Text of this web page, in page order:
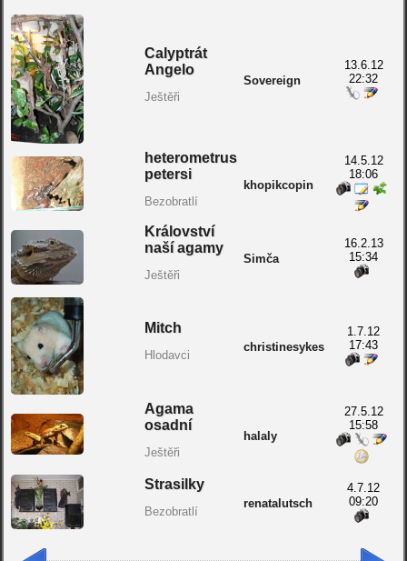
Calyptrát
Angelo
Ještěři
Sovereign
13.6.12
22:32
heterometrus
petersi
Bezobratlí
khopikcopin
14.5.12
18:06
Království
naší agamy
Ještěři
Simča
16.2.13
15:34
Mitch
Hlodavci
christinesykes
1.7.12
17:43
Agama
osadní
Ještěři
halaly
27.5.12
15:58
Strasilky
Bezobratlí
renatalutsch
4.7.12
09:20